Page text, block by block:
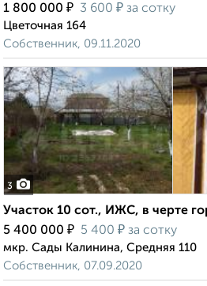
1 800 000 ₽ 3 600 ₽ за сотку
Цветочная 164
Собственник, 09.11.2020
3
Участок 10 сот., ИЖС, в черте
5 400 000 ₽ 5 400 ₽ за сотку
мкр. Сады Калинина, Средняя 110
Собственник, 07.09.2020